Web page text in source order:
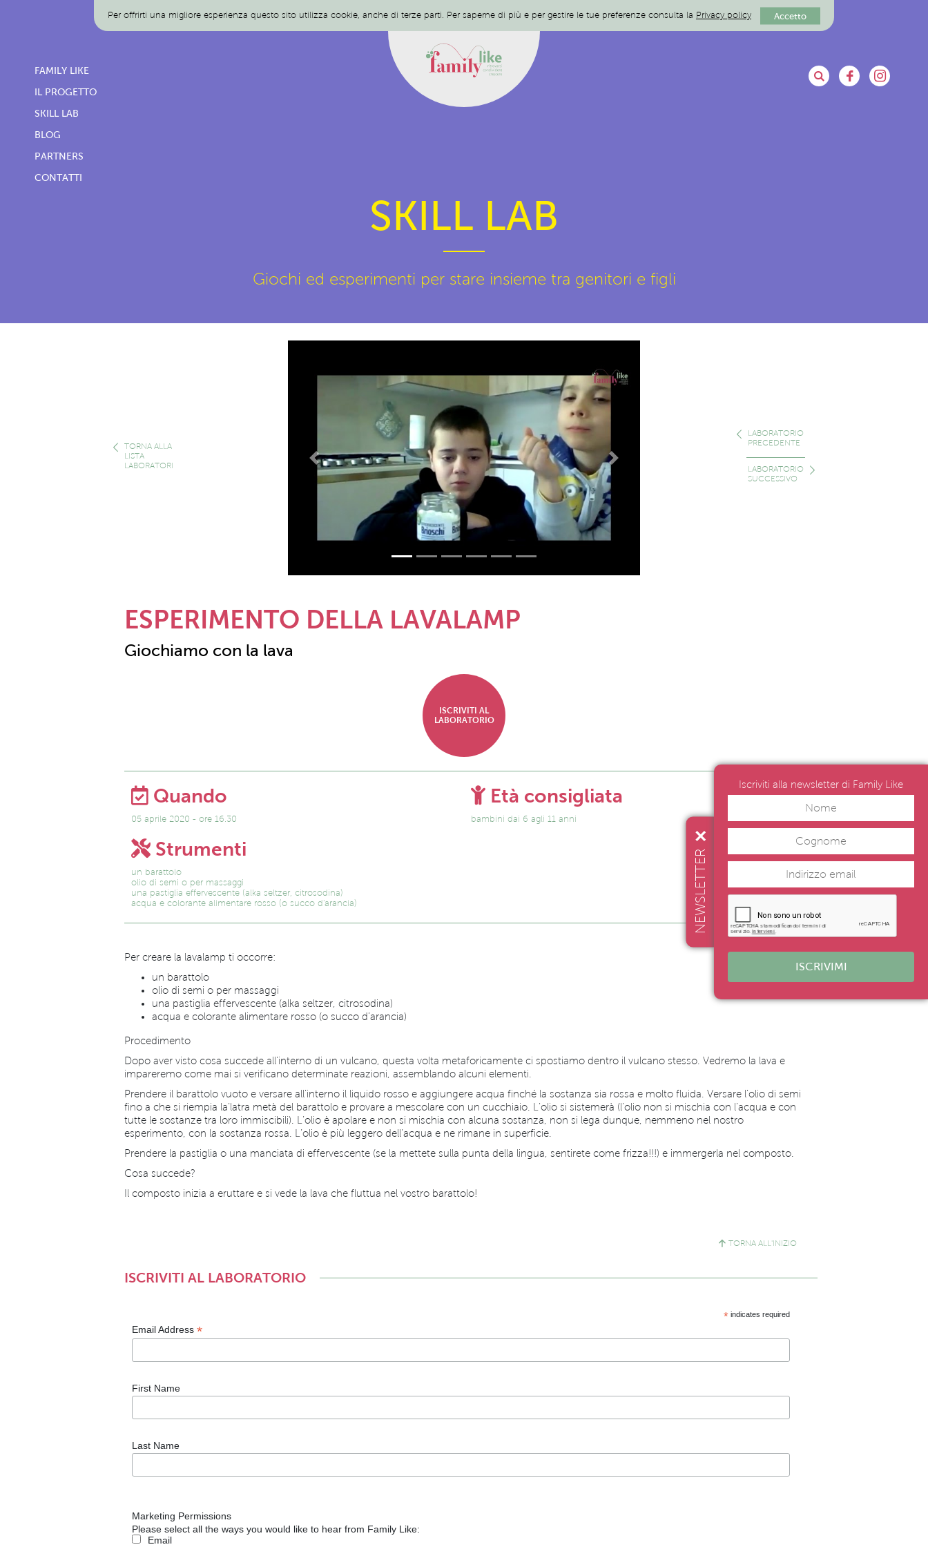
Per offrirti una migliore esperienza questo sito utilizza cookie, anche di terze parti. Per saperne di più e per gestire le tue preferenze consulta la Privacy policy Accetto
FAMILY LIKE
IL PROGETTO
SKILL LAB
BLOG
PARTNERS
CONTATTI
SKILL LAB
Giochi ed esperimenti per stare insieme tra genitori e figli
TORNA ALLA
LISTA
LABORATORI
LABORATORIO
PRECEDENTE
LABORATORIO
SUCCESSIVO
Previous Next
ESPERIMENTO DELLA LAVALAMP
Giochiamo con la lava
ISCRIVITI AL
LABORATORIO
Quando
05 aprile 2020 - ore 16.30
Età consigliata
bambini dai 6 agli 11 anni
Strumenti
un barattolo
olio di semi o per massaggi
una pastiglia effervescente (alka seltzer, citrosodina)
acqua e colorante alimentare rosso (o succo d'arancia)
Per creare la lavalamp ti occorre:
un barattolo
olio di semi o per massaggi
una pastiglia effervescente (alka seltzer, citrosodina)
acqua e colorante alimentare rosso (o succo d’arancia)
Procedimento
Dopo aver visto cosa succede all’interno di un vulcano, questa volta metaforicamente ci spostiamo dentro il vulcano stesso. Vedremo la lava e
impareremo come mai si verificano determinate reazioni, assemblando alcuni elementi.
Prendere il barattolo vuoto e versare all’interno il liquido rosso e aggiungere acqua finché la sostanza sia rossa e molto fluida. Versare l’olio di semi
fino a che si riempia la’latra metà del barattolo e provare a mescolare con un cucchiaio. L’olio si sistemerà (l’olio non si mischia con l’acqua e con
tutte le sostanze tra loro immiscibili). L’olio è apolare e non si mischia con alcuna sostanza, non si lega dunque, nemmeno nel nostro
esperimento, con la sostanza rossa. L’olio è più leggero dell’acqua e ne rimane in superficie.
Prendere la pastiglia o una manciata di effervescente (se la mettete sulla punta della lingua, sentirete come frizza!!!) e immergerla nel composto.
Cosa succede?
Il composto inizia a eruttare e si vede la lava che fluttua nel vostro barattolo!
TORNA ALL'INIZIO
ISCRIVITI AL LABORATORIO
* indicates required
Email Address *
First Name
Last Name
Marketing Permissions
Please select all the ways you would like to hear from Family Like:
Email
NEWSLETTER
Iscriviti alla newsletter di Family Like
ISCRIVIMI